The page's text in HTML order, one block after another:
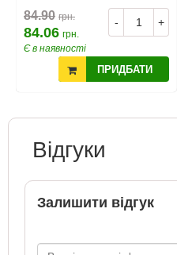
- +
84.90 грн.
84.06 грн.
Є в наявності
ПРИДБАТИ
Відгуки
Залишити відгук